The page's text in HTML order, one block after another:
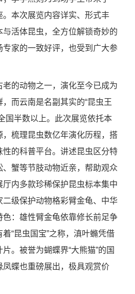
本次展览内容详实、形式丰
活体昆虫，全方位解锁奇妙的
专家的一致好评，也受到广大参
老的动物之一，演化至今已成为
而云南是名副其实的“昆虫王
国半数以上。此次展览依托本
梳理昆虫数亿年演化历程，搭
性的科普平台。讲述昆虫区分特
蟹等节肢动物近亲，帮助观众
内多款珍稀保护昆虫标本集中
二级保护动物格彩臂金龟、中华
色：雄性臂金龟依靠修长前足争
“昆虫国宝”之称，滇叶䗛凭借
。被誉为蝴蝶界“大熊猫”的国
凤蝶也重磅展出，极具观赏价